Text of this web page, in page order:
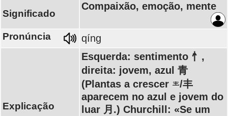
Significado
Compaixão, emoção, mente
Pronúncia qíng
Explicação
Esquerda: sentimento 忄,
direita: jovem, azul 青
(Plantas a crescer
/丰
aparecem no azul e jovem do
luar 月.) Churchill: «Se um